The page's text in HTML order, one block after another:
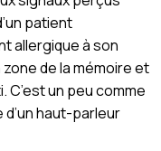
patient
allergique à son
de la mémoire et
C’est un peu comme
haut-parleur